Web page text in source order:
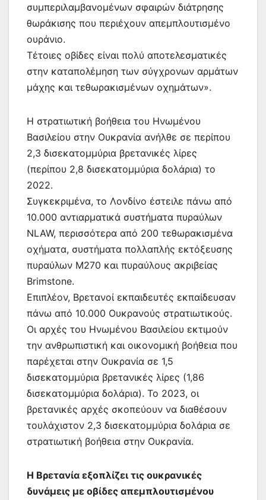
συμπεριλαμβανομένων σφαιρών διάτρησης
θωράκισης που περιέχουν απεμπλουτισμένο
ουράνιο.
Τέτοιες οβίδες είναι πολύ αποτελεσματικές
στην καταπολέμηση των σύγχρονων αρμάτων
μάχης και τεθωρακισμένων οχημάτων».
Η στρατιωτική βοήθεια του Ηνωμένου
Βασιλείου στην Ουκρανία ανήλθε σε περίπου
2,3 δισεκατομμύρια βρετανικές λίρες
(περίπου 2,8 δισεκατομμύρια δολάρια) το
2022.
Συγκεκριμένα, το Λονδίνο έστειλε πάνω από
10.000 αντιαρματικά συστήματα πυραύλων
NLAW, περισσότερα από 200 τεθωρακισμένα
οχήματα, συστήματα πολλαπλής εκτόξευσης
πυραύλων M270 και πυραύλους ακριβείας
Brimstone.
Επιπλέον, Βρετανοί εκπαιδευτές εκπαίδευσαν
πάνω από 10.000 Ουκρανούς στρατιωτικούς.
Οι αρχές του Ηνωμένου Βασιλείου εκτιμούν
την ανθρωπιστική και οικονομική βοήθεια που
παρέχεται στην Ουκρανία σε 1,5
δισεκατομμύρια βρετανικές λίρες (1,86
δισεκατομμύρια δολάρια). Το 2023, οι
βρετανικές αρχές σκοπεύουν να διαθέσουν
τουλάχιστον 2,3 δισεκατομμύρια δολάρια σε
στρατιωτική βοήθεια στην Ουκρανία.
Η Βρετανία εξοπλίζει τις ουκρανικές
δυνάμεις με οβίδες απεμπλουτισμένου